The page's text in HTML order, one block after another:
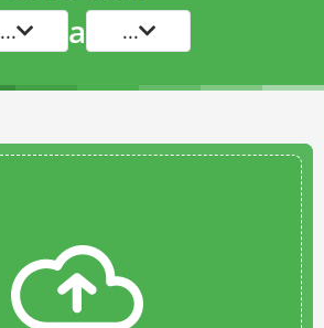
... a ...